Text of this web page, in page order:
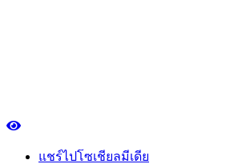
แชร์ไปโซเชียลมีเดีย